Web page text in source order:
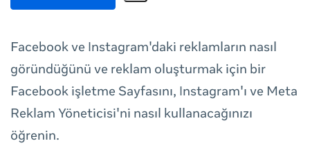
Facebook ve Instagram'daki reklamların nasıl
göründüğünü ve reklam oluşturmak için bir
Facebook işletme Sayfasını, Instagram'ı ve Meta
Reklam Yöneticisi'ni nasıl kullanacağınızı
öğrenin.